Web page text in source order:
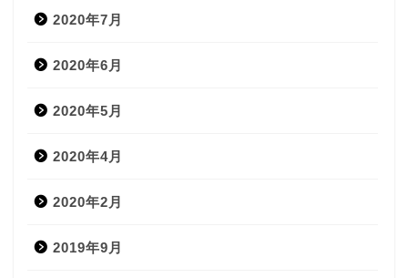
2020年7月
2020年6月
2020年5月
2020年4月
2020年2月
2019年9月